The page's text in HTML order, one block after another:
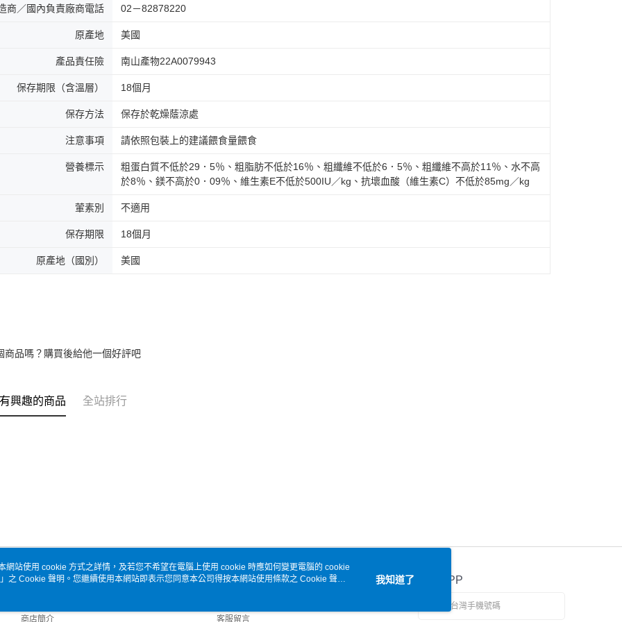
商／國內負責廠商電話 02－82878220
原產地 美國
產品責任險 南山產物22A0079943
保存期限（含溫層） 18個月
保存方法 保存於乾燥蔭涼處
注意事項 請依照包裝上的建議餵食量餵食
營養標示
粗蛋白質不低於29．5％、粗脂肪不低於16％、粗纖維不低於6．5％、粗纖維不高於11％、水不高
於8％、鎂不高於0．09％、維生素E不低於500IU／kg、抗壞血酸（維生素C）不低於85mg／kg
葷素別 不適用
保存期限 18個月
原產地（國別） 美國
商品嗎？購買後給他一個好評吧
興趣的商品 全站排行
關於我們
商店簡介
客服資訊
客服留言
官方APP
網站使用 cookie 方式之詳情，及若您不希望在電腦上使用 cookie 時應如何變更電腦的 cookie
」之 Cookie 聲明。您繼續使用本網站即表示您同意本公司得按本網站使用條款之 Cookie 聲明
我知道了